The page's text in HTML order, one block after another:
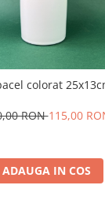
colorat
RON115,00
ADAUGA IN COS